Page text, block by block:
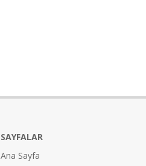
SAYFALAR
Ana Sayfa